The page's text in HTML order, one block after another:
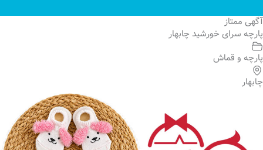
آگهی ممتاز
پارچه سرای خورشید چابهار
پارچه و قماش
چابهار